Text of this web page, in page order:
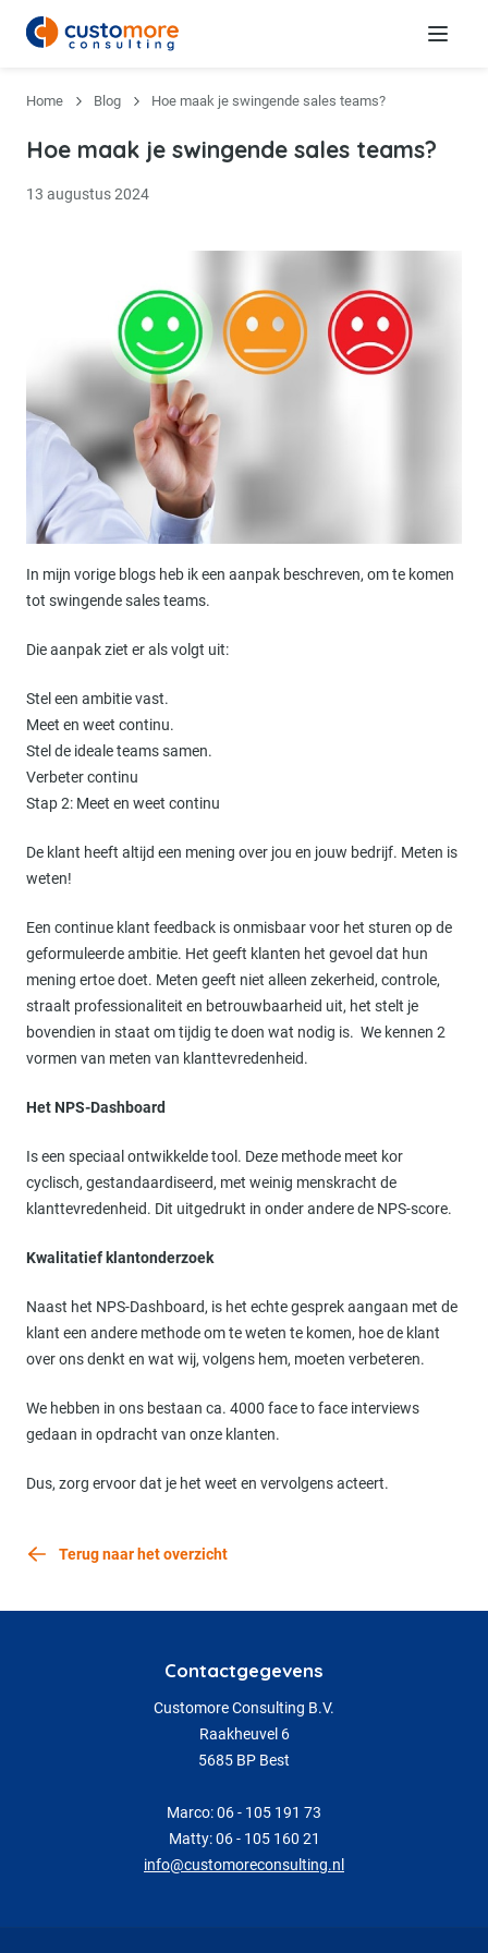
Menu
Home Blog Hoe maak je swingende sales teams?
Hoe maak je swingende sales teams?
13 augustus 2024
In mijn vorige blogs heb ik een aanpak beschreven, om te komen
tot swingende sales teams.
Die aanpak ziet er als volgt uit:
Stel een ambitie vast.
Meet en weet continu.
Stel de ideale teams samen.
Verbeter continu
Stap 2: Meet en weet continu
De klant heeft altijd een mening over jou en jouw bedrijf. Meten is
weten!
Een continue klant feedback is onmisbaar voor het sturen op de
geformuleerde ambitie. Het geeft klanten het gevoel dat hun
mening ertoe doet. Meten geeft niet alleen zekerheid, controle,
straalt professionaliteit en betrouwbaarheid uit, het stelt je
bovendien in staat om tijdig te doen wat nodig is. We kennen 2
vormen van meten van klanttevredenheid.
Het NPS-Dashboard
Is een speciaal ontwikkelde tool. Deze methode meet kor
cyclisch, gestandaardiseerd, met weinig menskracht de
klanttevredenheid. Dit uitgedrukt in onder andere de NPS-score.
Kwalitatief klantonderzoek
Naast het NPS-Dashboard, is het echte gesprek aangaan met de
klant een andere methode om te weten te komen, hoe de klant
over ons denkt en wat wij, volgens hem, moeten verbeteren.
We hebben in ons bestaan ca. 4000 face to face interviews
gedaan in opdracht van onze klanten.
Dus, zorg ervoor dat je het weet en vervolgens acteert.
Terug naar het overzicht
Contactgegevens
Customore Consulting B.V.
Raakheuvel 6
5685 BP Best
Marco: 06 - 105 191 73
Matty: 06 - 105 160 21
info@customoreconsulting.nl